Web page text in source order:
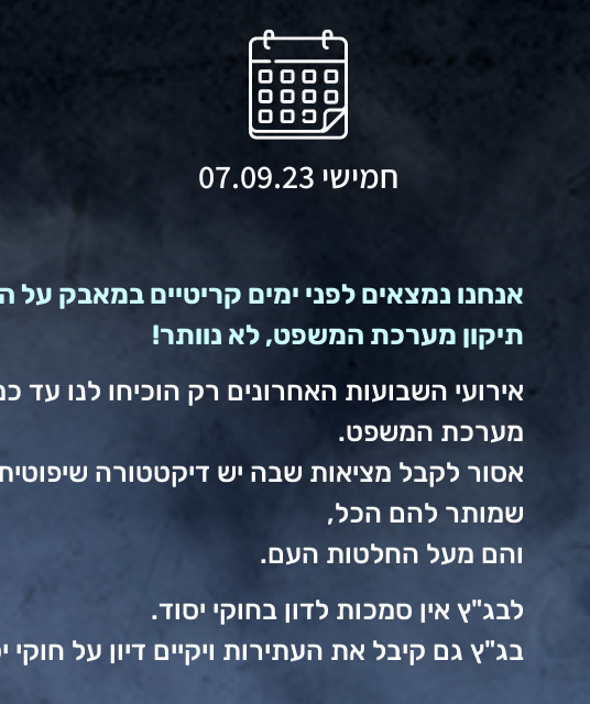
חמישי 07.09.23
אנחנו נמצאים לפני ימים קריטיים במאבק
תיקון מערכת המשפט, לא נוותר!
אירועי השבועות האחרונים רק הוכיחו לנו עד
מערכת המשפט.
שמותר להם הכל,
והם מעל החלטות העם.
לבג"ץ אין סמכות לדון בחוקי יסוד.
בג"ץ גם קיבל את העתירות ויקיים דיון על חוקי